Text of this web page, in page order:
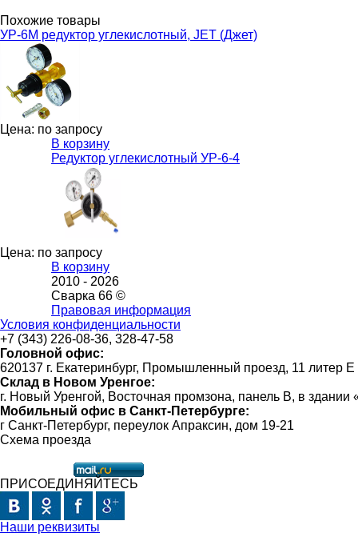
Похожие товары
УР-6М редуктор углекислотный, JET (Джет)
Цена: по запросу
В корзину
Редуктор углекислотный УР-6-4
Цена: по запросу
В корзину
2010 - 2026
Сварка 66 ©
Правовая информация
Условия конфиденциальности
+7 (343) 226-08-36, 328-47-58
Головной офис:
620137 г. Екатеринбург, Промышленный проезд, 11 литер Е
Склад в Новом Уренгое:
г. Новый Уренгой, Восточная промзона, панель В, в
Мобильный офис в Санкт-Петербурге:
г Санкт-Петербург, переулок Апраксин, дом 19-21
Схема проезда
ПРИСОЕДИНЯЙТЕСЬ
Наши реквизиты